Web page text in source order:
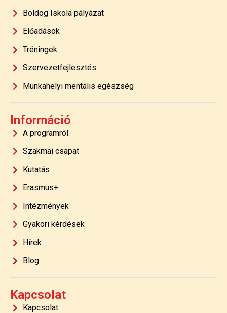
Boldog Iskola pályázat
Előadások
Tréningek
Szervezetfejlesztés
Munkahelyi mentális egészség
Információ
A programról
Szakmai csapat
Kutatás
Erasmus+
Intézmények
Gyakori kérdések
Hírek
Blog
Kapcsolat
Kapcsolat